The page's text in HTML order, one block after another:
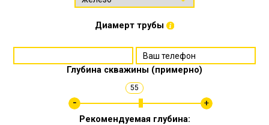
Диамерт трубы
Глубина скважины (примерно)
55
Рекомендуемая глубина: